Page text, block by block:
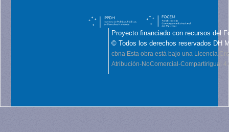
Proyecto financiado con recursos del
© Todos los derechos reservados DH
cbna Esta obra está bajo una Licencia
Atribución-NoComercial-CompartirIgual